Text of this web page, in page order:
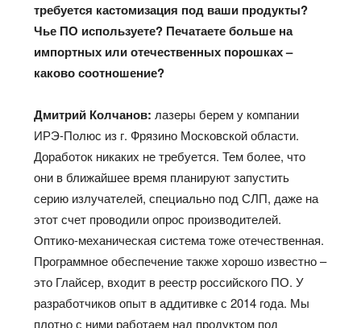
требуется кастомизация под ваши продукты?
Чье ПО используете? Печатаете больше на
импортных или отечественных порошках –
каково соотношение?
Дмитрий Колчанов: лазеры берем у компании
ИРЭ-Полюс из г. Фрязино Московской области.
Доработок никаких не требуется. Тем более, что
они в ближайшее время планируют запустить
серию излучателей, специально под СЛП, даже на
этот счет проводили опрос производителей.
Оптико-механическая система тоже отечественная.
Программное обеспечение также хорошо известно –
это Глайсер, входит в реестр российского ПО. У
разработчиков опыт в аддитивке с 2014 года. Мы
плотно с ними работаем над продуктом под